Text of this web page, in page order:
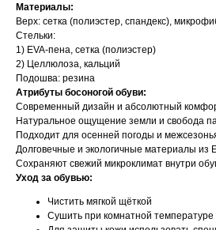
Материалы:
Верх: сетка (полиэстер, спандекс),
Стельки:
1) EVA-пена, сетка (полиэстер)
2) Целлюлоза, кальций
Подошва: резина
Атрибуты босоногой обуви:
Современный дизайн и абсолютный
Натуральное ощущение земли и свобода
Подходит для осенней погоды и
Долговечные и экологичные материалы из
Сохраняют свежий микроклимат внутри
Уход за обувью:
Чистить мягкой щёткой
Сушить при комнатной температуре